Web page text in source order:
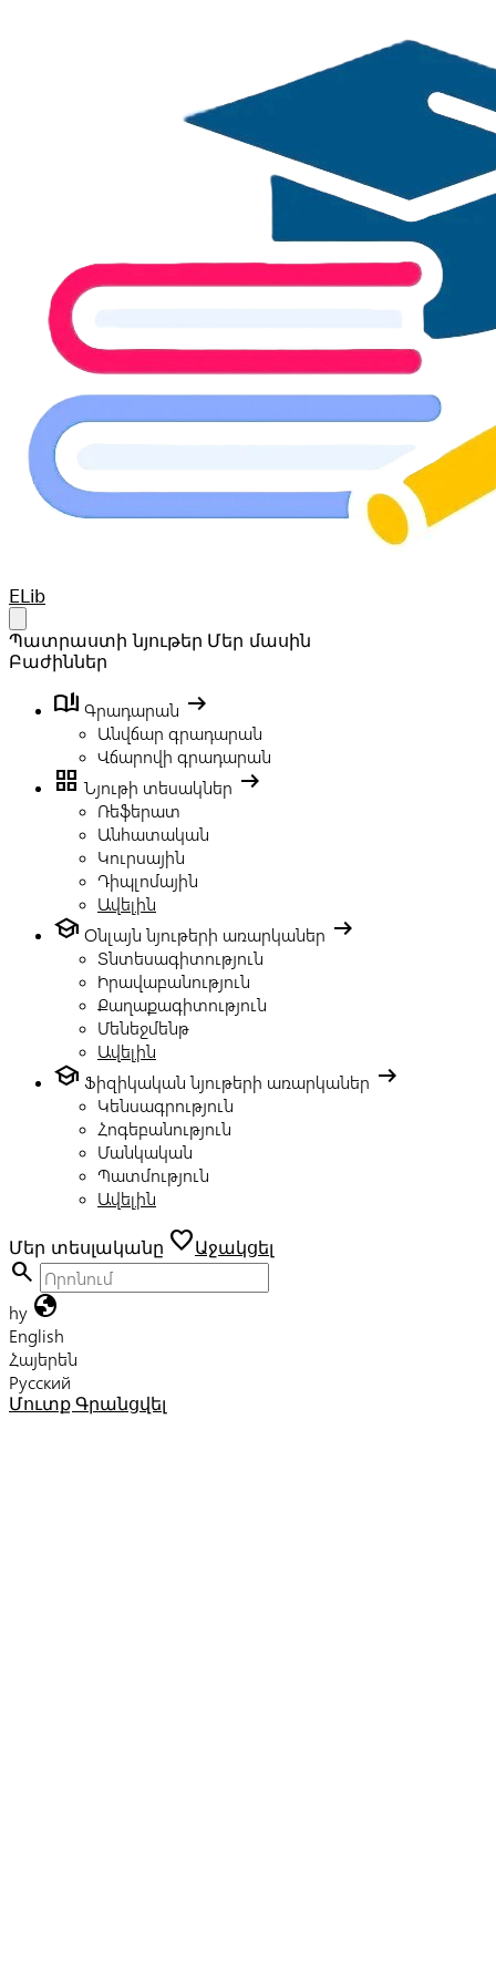
Your Company
ELib
Պատրաստի նյութեր Մեր մասին
Բաժիններ
book_ribbon Գրադարան arrow_right_alt
Անվճար գրադարան
Վճարովի գրադարան
grid_view Նյութի տեսակներ arrow_right_alt
Ռեֆերատ
Անհատական
Կուրսային
Դիպլոմային
Ավելին
school Օնլայն նյութերի առարկաներ arrow_right_alt
Տնտեսագիտություն
Իրավաբանություն
Քաղաքագիտություն
Մենեջմենթ
Ավելին
school Ֆիզիկական նյութերի առարկաներ arrow_right_alt
Կենսագրություն
Հոգեբանություն
Մանկական
Պատմություն
Ավելին
Մեր տեսլականը favoriteԱջակցել
search
hy globe
English
Հայերեն
Русский
Մուտք Գրանցվել